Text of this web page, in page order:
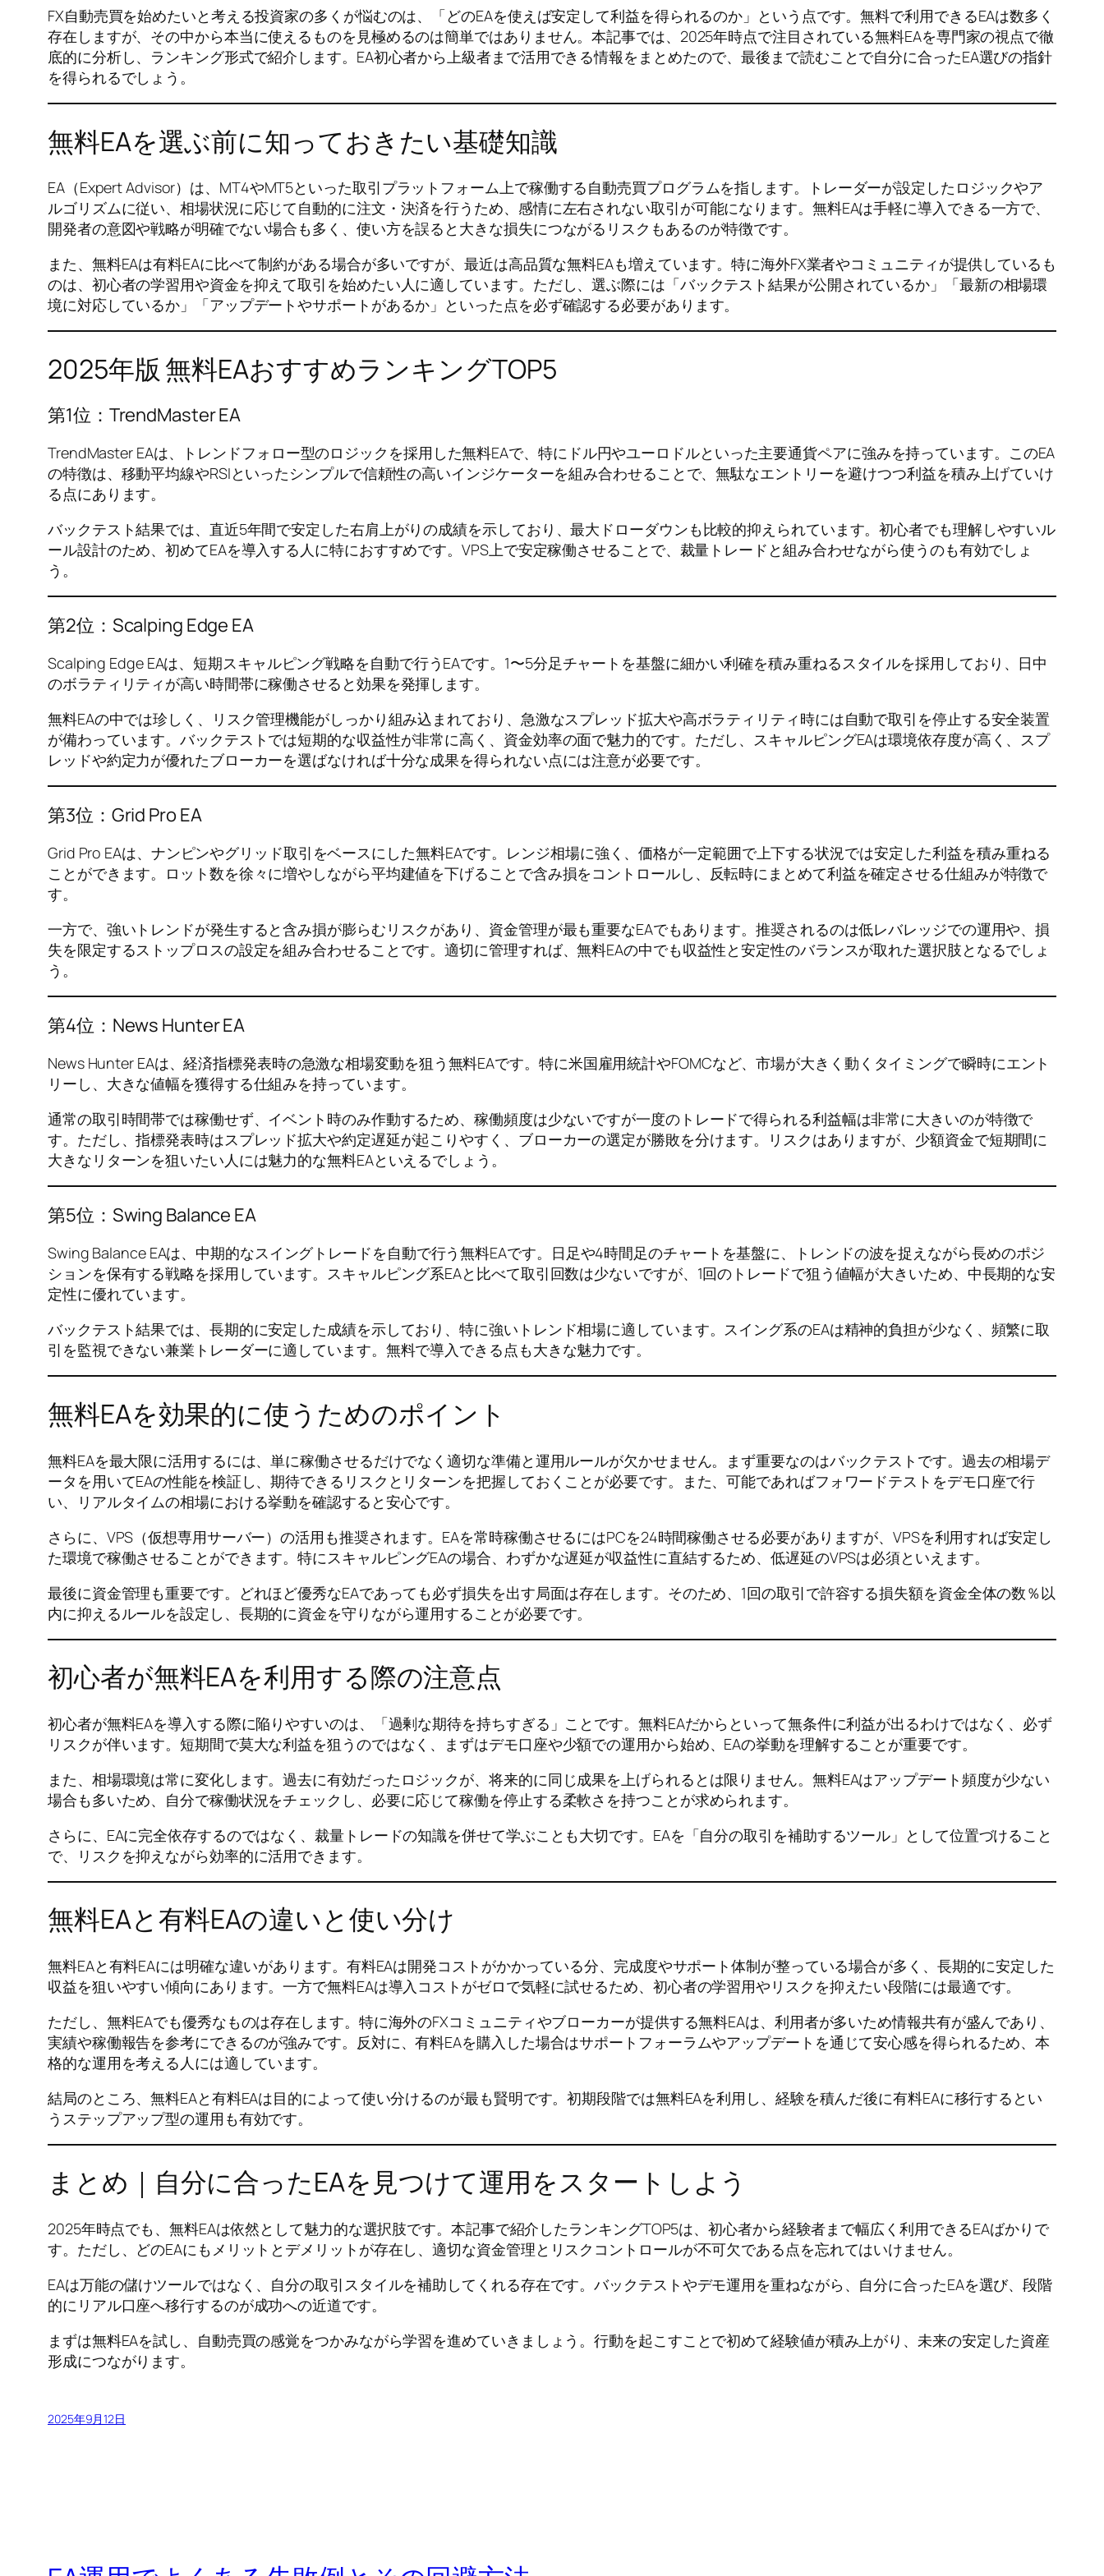
FX自動売買を始めたいと考える投資家の多くが悩むのは、「どのEAを使えば安定して利益を得られるのか」という点です。無料で利用できるEAは数多く
存在しますが、その中から本当に使えるものを見極めるのは簡単ではありません。本記事では、2025年時点で注目されている無料EAを専門家の視点で徹
底的に分析し、ランキング形式で紹介します。EA初心者から上級者まで活用できる情報をまとめたので、最後まで読むことで自分に合ったEA選びの指針
を得られるでしょう。
無料EAを選ぶ前に知っておきたい基礎知識
EA（Expert Advisor）は、MT4やMT5といった取引プラットフォーム上で稼働する自動売買プログラムを指します。トレーダーが設定したロジックやア
ルゴリズムに従い、相場状況に応じて自動的に注文・決済を行うため、感情に左右されない取引が可能になります。無料EAは手軽に導入できる一方で、
開発者の意図や戦略が明確でない場合も多く、使い方を誤ると大きな損失につながるリスクもあるのが特徴です。
また、無料EAは有料EAに比べて制約がある場合が多いですが、最近は高品質な無料EAも増えています。特に海外FX業者やコミュニティが提供しているも
のは、初心者の学習用や資金を抑えて取引を始めたい人に適しています。ただし、選ぶ際には「バックテスト結果が公開されているか」「最新の相場環
境に対応しているか」「アップデートやサポートがあるか」といった点を必ず確認する必要があります。
2025年版 無料EAおすすめランキングTOP5
第1位：TrendMaster EA
TrendMaster EAは、トレンドフォロー型のロジックを採用した無料EAで、特にドル円やユーロドルといった主要通貨ペアに強みを持っています。このEA
の特徴は、移動平均線やRSIといったシンプルで信頼性の高いインジケーターを組み合わせることで、無駄なエントリーを避けつつ利益を積み上げていけ
る点にあります。
バックテスト結果では、直近5年間で安定した右肩上がりの成績を示しており、最大ドローダウンも比較的抑えられています。初心者でも理解しやすいル
ール設計のため、初めてEAを導入する人に特におすすめです。VPS上で安定稼働させることで、裁量トレードと組み合わせながら使うのも有効でしょ
う。
第2位：Scalping Edge EA
Scalping Edge EAは、短期スキャルピング戦略を自動で行うEAです。1〜5分足チャートを基盤に細かい利確を積み重ねるスタイルを採用しており、日中
のボラティリティが高い時間帯に稼働させると効果を発揮します。
無料EAの中では珍しく、リスク管理機能がしっかり組み込まれており、急激なスプレッド拡大や高ボラティリティ時には自動で取引を停止する安全装置
が備わっています。バックテストでは短期的な収益性が非常に高く、資金効率の面で魅力的です。ただし、スキャルピングEAは環境依存度が高く、スプ
レッドや約定力が優れたブローカーを選ばなければ十分な成果を得られない点には注意が必要です。
第3位：Grid Pro EA
Grid Pro EAは、ナンピンやグリッド取引をベースにした無料EAです。レンジ相場に強く、価格が一定範囲で上下する状況では安定した利益を積み重ねる
ことができます。ロット数を徐々に増やしながら平均建値を下げることで含み損をコントロールし、反転時にまとめて利益を確定させる仕組みが特徴で
す。
一方で、強いトレンドが発生すると含み損が膨らむリスクがあり、資金管理が最も重要なEAでもあります。推奨されるのは低レバレッジでの運用や、損
失を限定するストップロスの設定を組み合わせることです。適切に管理すれば、無料EAの中でも収益性と安定性のバランスが取れた選択肢となるでしょ
う。
第4位：News Hunter EA
News Hunter EAは、経済指標発表時の急激な相場変動を狙う無料EAです。特に米国雇用統計やFOMCなど、市場が大きく動くタイミングで瞬時にエント
リーし、大きな値幅を獲得する仕組みを持っています。
通常の取引時間帯では稼働せず、イベント時のみ作動するため、稼働頻度は少ないですが一度のトレードで得られる利益幅は非常に大きいのが特徴で
す。ただし、指標発表時はスプレッド拡大や約定遅延が起こりやすく、ブローカーの選定が勝敗を分けます。リスクはありますが、少額資金で短期間に
大きなリターンを狙いたい人には魅力的な無料EAといえるでしょう。
第5位：Swing Balance EA
Swing Balance EAは、中期的なスイングトレードを自動で行う無料EAです。日足や4時間足のチャートを基盤に、トレンドの波を捉えながら長めのポジ
ションを保有する戦略を採用しています。スキャルピング系EAと比べて取引回数は少ないですが、1回のトレードで狙う値幅が大きいため、中長期的な安
定性に優れています。
バックテスト結果では、長期的に安定した成績を示しており、特に強いトレンド相場に適しています。スイング系のEAは精神的負担が少なく、頻繁に取
引を監視できない兼業トレーダーに適しています。無料で導入できる点も大きな魅力です。
無料EAを効果的に使うためのポイント
無料EAを最大限に活用するには、単に稼働させるだけでなく適切な準備と運用ルールが欠かせません。まず重要なのはバックテストです。過去の相場デ
ータを用いてEAの性能を検証し、期待できるリスクとリターンを把握しておくことが必要です。また、可能であればフォワードテストをデモ口座で行
い、リアルタイムの相場における挙動を確認すると安心です。
さらに、VPS（仮想専用サーバー）の活用も推奨されます。EAを常時稼働させるにはPCを24時間稼働させる必要がありますが、VPSを利用すれば安定し
た環境で稼働させることができます。特にスキャルピングEAの場合、わずかな遅延が収益性に直結するため、低遅延のVPSは必須といえます。
最後に資金管理も重要です。どれほど優秀なEAであっても必ず損失を出す局面は存在します。そのため、1回の取引で許容する損失額を資金全体の数％以
内に抑えるルールを設定し、長期的に資金を守りながら運用することが必要です。
初心者が無料EAを利用する際の注意点
初心者が無料EAを導入する際に陥りやすいのは、「過剰な期待を持ちすぎる」ことです。無料EAだからといって無条件に利益が出るわけではなく、必ず
リスクが伴います。短期間で莫大な利益を狙うのではなく、まずはデモ口座や少額での運用から始め、EAの挙動を理解することが重要です。
また、相場環境は常に変化します。過去に有効だったロジックが、将来的に同じ成果を上げられるとは限りません。無料EAはアップデート頻度が少ない
場合も多いため、自分で稼働状況をチェックし、必要に応じて稼働を停止する柔軟さを持つことが求められます。
さらに、EAに完全依存するのではなく、裁量トレードの知識を併せて学ぶことも大切です。EAを「自分の取引を補助するツール」として位置づけること
で、リスクを抑えながら効率的に活用できます。
無料EAと有料EAの違いと使い分け
無料EAと有料EAには明確な違いがあります。有料EAは開発コストがかかっている分、完成度やサポート体制が整っている場合が多く、長期的に安定した
収益を狙いやすい傾向にあります。一方で無料EAは導入コストがゼロで気軽に試せるため、初心者の学習用やリスクを抑えたい段階には最適です。
ただし、無料EAでも優秀なものは存在します。特に海外のFXコミュニティやブローカーが提供する無料EAは、利用者が多いため情報共有が盛んであり、
実績や稼働報告を参考にできるのが強みです。反対に、有料EAを購入した場合はサポートフォーラムやアップデートを通じて安心感を得られるため、本
格的な運用を考える人には適しています。
結局のところ、無料EAと有料EAは目的によって使い分けるのが最も賢明です。初期段階では無料EAを利用し、経験を積んだ後に有料EAに移行するとい
うステップアップ型の運用も有効です。
まとめ｜自分に合ったEAを見つけて運用をスタートしよう
2025年時点でも、無料EAは依然として魅力的な選択肢です。本記事で紹介したランキングTOP5は、初心者から経験者まで幅広く利用できるEAばかりで
す。ただし、どのEAにもメリットとデメリットが存在し、適切な資金管理とリスクコントロールが不可欠である点を忘れてはいけません。
EAは万能の儲けツールではなく、自分の取引スタイルを補助してくれる存在です。バックテストやデモ運用を重ねながら、自分に合ったEAを選び、段階
的にリアル口座へ移行するのが成功への近道です。
まずは無料EAを試し、自動売買の感覚をつかみながら学習を進めていきましょう。行動を起こすことで初めて経験値が積み上がり、未来の安定した資産
形成につながります。
2025年9月12日